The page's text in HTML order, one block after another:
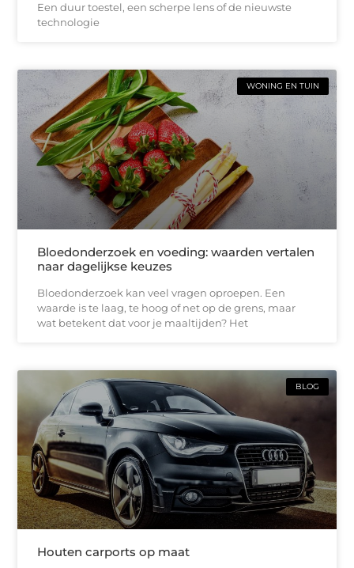
Een duur toestel, een scherpe lens of de nieuwste
technologie
WONING EN TUIN
Bloedonderzoek en voeding: waarden vertalen
naar dagelijkse keuzes
Bloedonderzoek kan veel vragen oproepen. Een
waarde is te laag, te hoog of net op de grens, maar
wat betekent dat voor je maaltijden? Het
BLOG
Houten carports op maat